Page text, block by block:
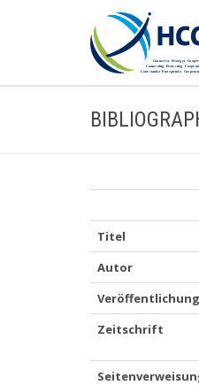
Titel
Autor
Zeitschrift